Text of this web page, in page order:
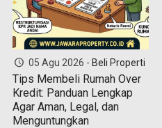
05 Agu 2026 - Beli Properti
Tips Membeli Rumah Over
Kredit: Panduan Lengkap
Agar Aman, Legal, dan
Menguntungkan